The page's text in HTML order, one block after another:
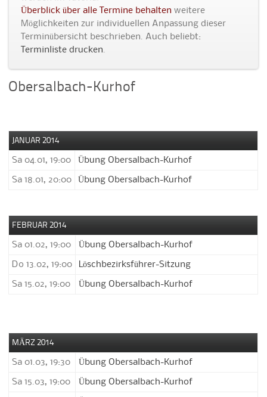
Überblick über alle Termine behalten weitere
Möglichkeiten zur individuellen Anpassung dieser
Terminübersicht beschrieben. Auch beliebt:
Terminliste drucken
Obersalbach-Kurhof
JANUAR 2014
Sa 04.01, 19:00 Übung Obersalbach-Kurhof
Sa 18.01, 20:00 Übung Obersalbach-Kurhof
FEBRUAR 2014
Sa 01.02, 19:00 Übung Obersalbach-Kurhof
Do 13.02, 19:00 Löschbezirksführer-Sitzung
Sa 15.02, 19:00 Übung Obersalbach-Kurhof
MÄRZ 2014
Sa 01.03, 19:30 Übung Obersalbach-Kurhof
Sa 15.03, 19:00 Übung Obersalbach-Kurhof